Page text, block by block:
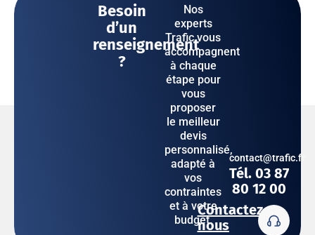
Besoin
d’un
renseignement
?
Nos
experts
Trafic vous
accompagnent
à chaque
étape pour
vous
proposer
le meilleur
devis
personnalisé,
adapté à
vos
contraintes
et à votre
budget.
Contactez-
nous
contact@trafic.fr
Tél. 03 87
80 12 00